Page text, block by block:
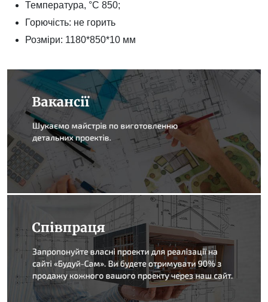
Температура, °С 850;
Горючість: не горить
Розміри: 1180*850*10 мм